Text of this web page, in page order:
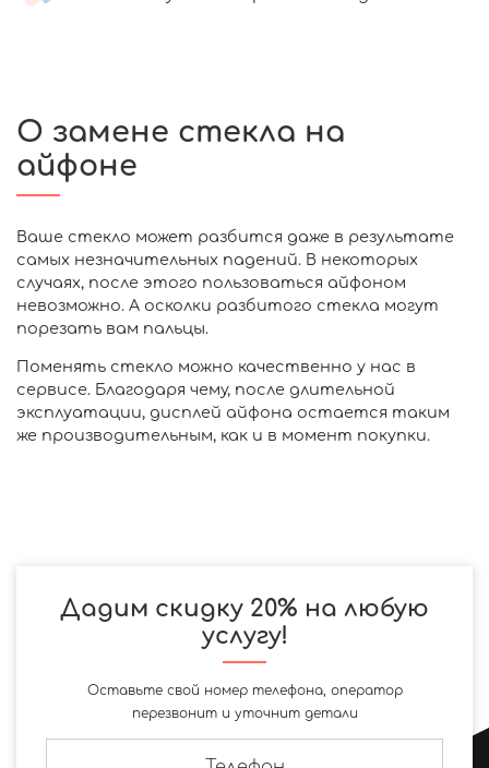
О замене стекла на
айфоне
Ваше стекло может разбится даже в результате
самых незначительных падений. В некоторых
случаях, после этого пользоваться айфоном
невозможно. А осколки разбитого стекла могут
порезать вам пальцы.
Поменять стекло можно качественно у нас в
сервисе. Благодаря чему, после длительной
эксплуатации, дисплей айфона остается таким
же производительным, как и в момент покупки.
Дадим скидку 20% на любую
услугу!
Оставьте свой номер телефона, оператор
перезвонит и уточнит детали